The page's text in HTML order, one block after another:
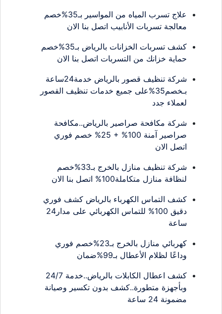
علاج تسرب المياه من المواسير بـ35%خصم
معالجة تسربات الأنابيب اتصل بنا الان
كشف تسربات الخزانات بالرياض بـ35%خصم
حماية خزانك من التسربات اتصل بنا الان
شركة تنظيف قصور بالرياض خدمة24ساعة
بـخصم35%على جميع خدمات تنظيف القصور
لعملاء جدد
شركة مكافحة صراصير بالرياض..مكافحة
صراصير آمنة 100% + 25% خصم فوري
اتصل الان
شركة تنظيف منازل بالخرج بـ33%خصم
لنظافة منازل متكاملة100% اتصل بنا الان
كشف التماس الكهرباء بالرياض كشف فوري
دقيق 100% للتماس الكهربائي على مدار24
ساعة
كهربائي منازل بالخرج بـ23%خصم فوري
وداعًا لظلام الأعطال بـ99%ضمان
كشف اعطال الكابلات بالرياض..خدمة 24/7
وبأجهزة متطورة..كشف بدون تكسير وصيانة
مضمونة 24 ساعة